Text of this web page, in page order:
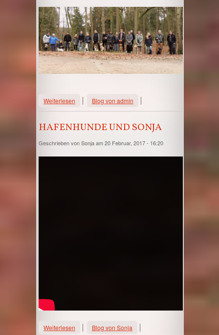
Weiterlesen über Hafenhunde im Wildpark Schwarze
Berge
Blog von admin
HAFENHUNDE UND SONJA
Geschrieben vonSonjaam 20 Februar, 2017 - 16:20
Weiterlesen über Hafenhunde und Sonja
Blog von Sonja